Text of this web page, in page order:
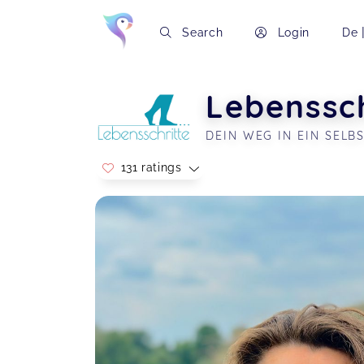
Search Login De |
DEIN WEG IN EIN
Soon you will learn more about me here...
131 ratings
Wie immer hohes Niveau an
selbst etwas entstehen zu lassen,
🌼JahresSpaziergang - Reflexion &
Stephanie,